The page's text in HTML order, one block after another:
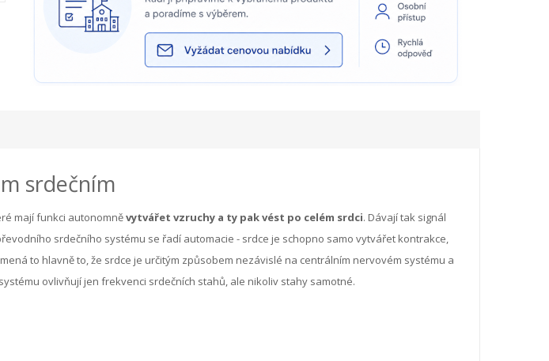
srdečním
mají funkci autonomněvytvářet vzruchy a ty pak vést po celém srdci. Dávají tak signál
srdečního systému se řadí automacie - srdce je schopno samo vytvářet kontrakce,
to hlavně to, že srdce je určitým způsobem nezávislé na centrálním nervovém systému a
ovlivňují jen frekvenci srdečních stahů, ale nikoliv stahy samotné.